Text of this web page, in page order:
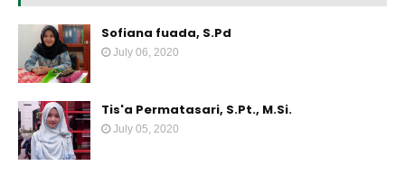
Sofiana fuada, S.Pd
July 06, 2020
Tis'a Permatasari, S.Pt., M.Si.
July 05, 2020